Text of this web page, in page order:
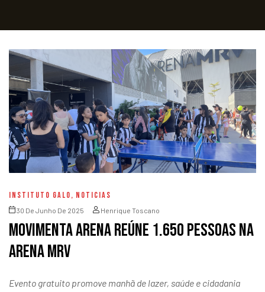
INSTITUTO GALO, NOTICIAS
30 De Junho De 2025 Henrique Toscano
Movimenta Arena reúne 1.650 pessoas na
Arena MRV
Evento gratuito promove manhã de lazer, saúde e cidadania